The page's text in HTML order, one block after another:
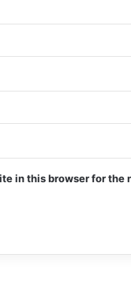
in this browser for the